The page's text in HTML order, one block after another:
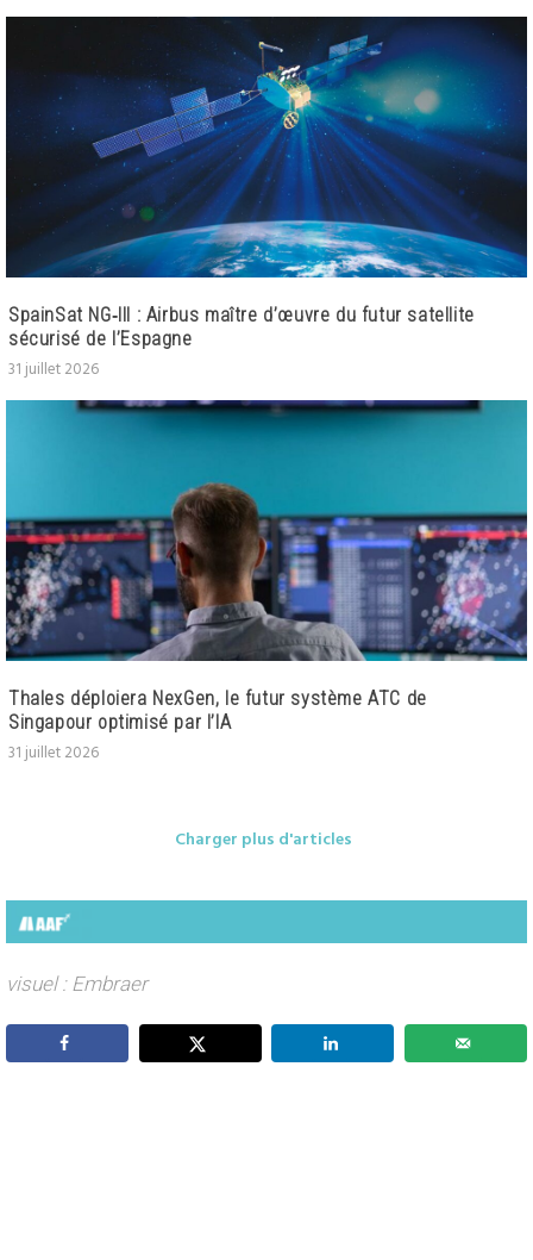
SpainSat NG‑III : Airbus maître d’œuvre du futur satellite
sécurisé de l’Espagne
31 juillet 2026
Thales déploiera NexGen, le futur système ATC de
Singapour optimisé par l’IA
31 juillet 2026
Charger plus d'articles
visuel : Embraer